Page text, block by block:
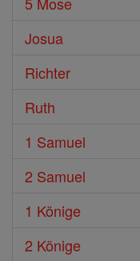
Josua
Richter
Ruth
1 Samuel
2 Samuel
1 Könige
2 Könige